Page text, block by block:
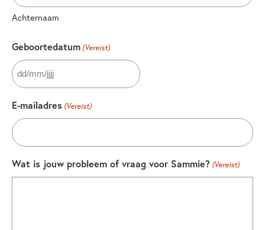
Achternaam
Geboortedatum (Vereist)
DD
MM
slash
JJJJ
E-mailadres (Vereist)
Wat is jouw probleem of vraag voor Sammie? (Vereist)